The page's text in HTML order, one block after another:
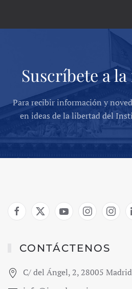
Suscríbete a
Para recibir información y
en ideas de la libertad del
CONTÁCTENOS
C/ del Ángel, 2, 28005 Madrid